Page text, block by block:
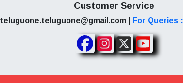
Customer Service
teluguone.teluguone@gmail.com | For Queries :